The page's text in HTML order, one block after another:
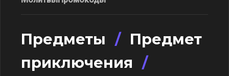
Предметы / Предмет
приключения /